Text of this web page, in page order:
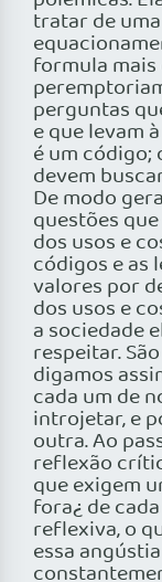
tratar de
formula
perguntas
e que levam
é um código;
devem
De modo
questões
dos usos e
códigos e as
valores por
dos usos e
a sociedade
respeitar.
digamos
cada um de
introjetar, e
outra. Ao
reflexão
que exigem
fora¿ de
reflexiva, o
essa